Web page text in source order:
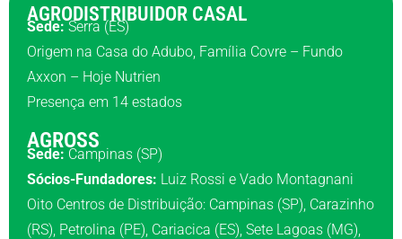
AGRODISTRIBUIDOR CASAL
Sede:Serra (ES)
Origem na Casa do Adubo, Família Covre – Fundo
Axxon – Hoje Nutrien
Presença em 14 estados
AGROSS
Sede: Campinas (SP)
Sócios-Fundadores: Luiz Rossi e Vado Montagnani
Oito Centros de Distribuição: Campinas (SP), Carazinho
(RS), Petrolina (PE), Cariacica (ES), Sete Lagoas (MG),